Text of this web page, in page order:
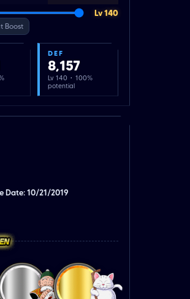
Lv 140
Boost
DEF
8,157
Lv 140 · 100%
potential
Date: 10/21/2019